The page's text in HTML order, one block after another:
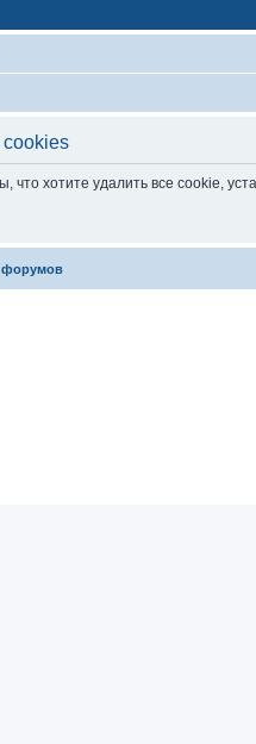
cookies
что хотите удалить все cookie,
форумов